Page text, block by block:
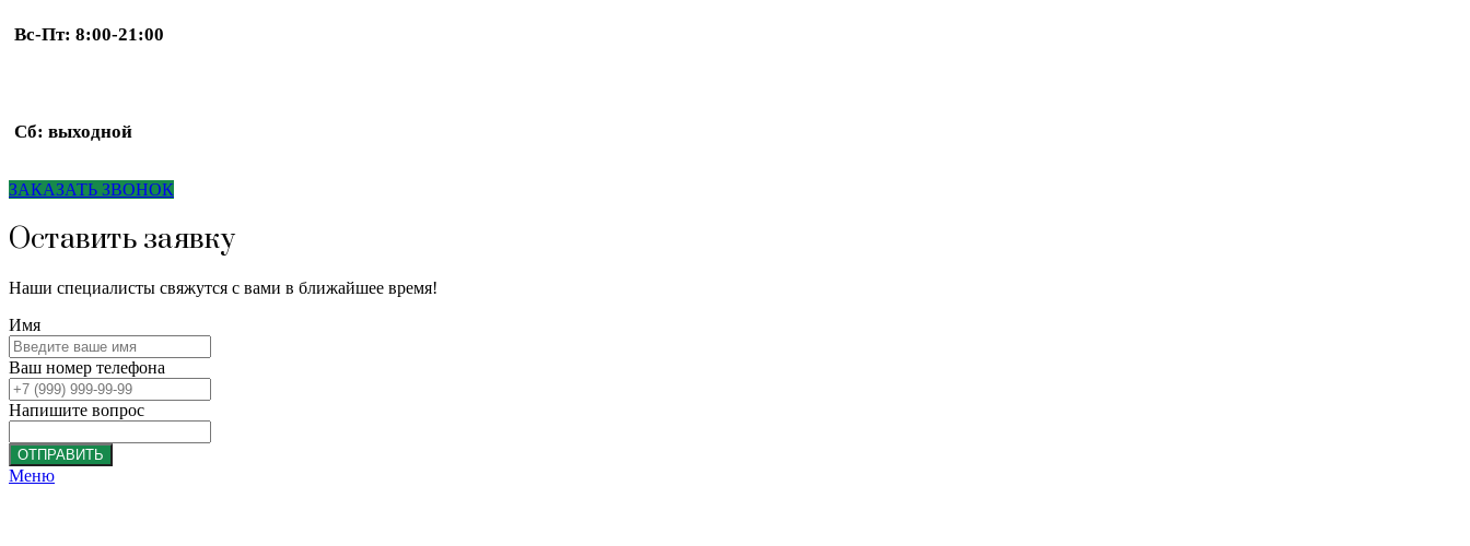
Вс-Пт: 8:00-21:00
Сб: выходной
ЗАКАЗАТЬ ЗВОНОК
Оставить заявку
Наши специалисты свяжутся с вами в ближайшее время!
Имя
Ваш номер телефона
Напишите вопрос
ОТПРАВИТЬ
Меню